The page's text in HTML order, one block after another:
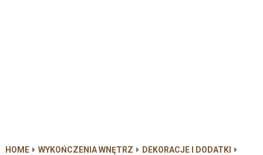
HOME WYKOŃCZENIA WNĘTRZ
DEKORACJE I DODATKI